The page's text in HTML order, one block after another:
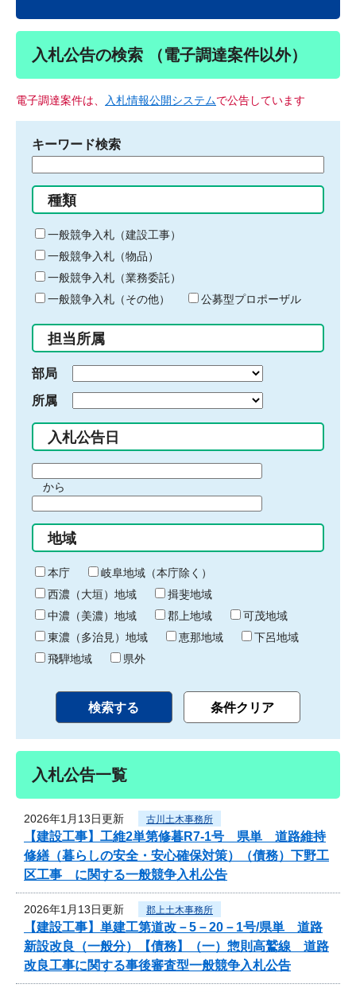
入札公告の検索 （電子調達案件以外）
電子調達案件は、 入札情報公開システムで公告しています
キーワード検索
る
キ
ー
ワ
ー
ド
入
力
種類
一般競争入札（建設工事）
一般競争入札（物品）
一般競争入札（業務委託）
一般競争入札（その他）
公募型プロポーザル
担当所属
部局
所属
入札公告日
間
始
り
から
間
終
わ
り
地域
本庁
岐阜地域（本庁除く）
西濃（大垣）地域
揖斐地域
中濃（美濃）地域
郡上地域
可茂地域
東濃（多治見）地域
恵那地域
下呂地域
飛騨地域
県外
入札公告一覧
2026年1月13日更新 古川土木事務所
【建設工事】工維2単第修暮R7-1号 県単 道路維持
修繕（暮らしの安全・安心確保対策）（債務）下野工
区工事 に関する一般競争入札公告
2026年1月13日更新 郡上土木事務所
【建設工事】単建工第道改－5－20－1号/県単 道路
新設改良（一般分）【債務】（一）惣則高鷲線 道路
改良工事に関する事後審査型一般競争入札公告